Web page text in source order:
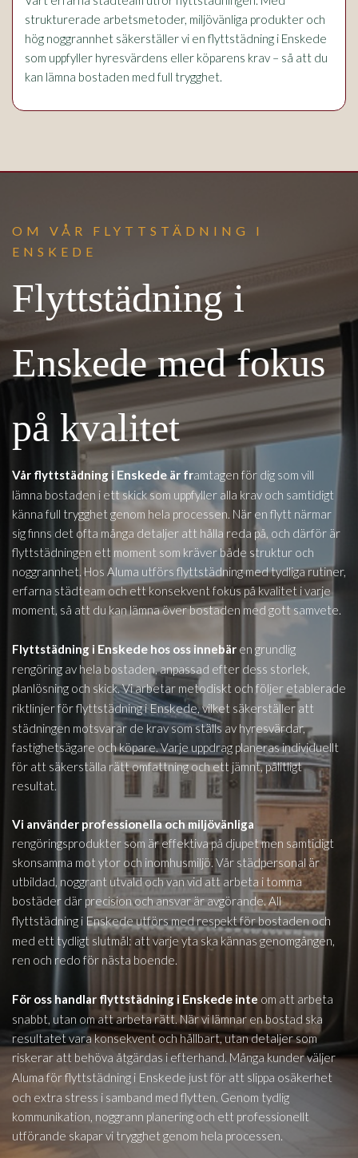
strukturerade arbetsmetoder, miljövänliga produkter och
hög noggrannhet säkerställer vi en flyttstädning i Enskede
som uppfyller hyresvärdens eller köparens krav – så att du
kan lämna bostaden med full trygghet.
OM VÅR FLYTTSTÄDNING I
ENSKEDE
Flyttstädning i
Enskede med fokus
på kvalitet
Vår flyttstädning i Enskede är framtagen för dig som vill
lämna bostaden i ett skick som uppfyller alla krav och samtidigt
känna full trygghet genom hela processen. När en flytt närmar
sig finns det ofta många detaljer att hålla reda på, och därför är
flyttstädningen ett moment som kräver både struktur och
noggrannhet. Hos Aluma utförs flyttstädning med tydliga rutiner,
erfarna städteam och ett konsekvent fokus på kvalitet i varje
moment, så att du kan lämna över bostaden med gott samvete.
Flyttstädning i Enskede hos oss innebär en grundlig
rengöring av hela bostaden, anpassad efter dess storlek,
planlösning och skick. Vi arbetar metodiskt och följer etablerade
riktlinjer för flyttstädning iEnskede, vilket säkerställer att
städningen motsvarar de krav som ställs av hyresvärdar,
fastighetsägare och köpare. Varje uppdrag planeras individuellt
för att säkerställa rätt omfattning och ett jämnt, pålitligt
resultat.
Vi använder professionella och miljövänliga
rengöringsprodukter som är effektiva på djupet men samtidigt
skonsamma mot ytor och inomhusmiljö. Vår städpersonal är
utbildad, noggrant utvald och van vid att arbeta i tomma
bostäder där precision och ansvar är avgörande. All
flyttstädning i Enskedeutförs med respekt för bostaden och
med ett tydligt slutmål: att varje yta ska kännas genomgången,
ren och redo för nästa boende.
För oss handlar flyttstädning i Enskede inte om att arbeta
snabbt, utan om att arbeta rätt. När vi lämnar en bostad ska
resultatet vara konsekvent och hållbart, utan detaljer som
riskerar att behöva åtgärdas i efterhand. Många kunder väljer
Aluma för flyttstädning i Enskede just för att slippa osäkerhet
och extra stress i samband med flytten. Genom tydlig
kommunikation, noggrann planering och ett professionellt
utförande skapar vi trygghet genom hela processen.